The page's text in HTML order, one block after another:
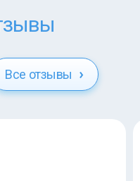
Все отзывы